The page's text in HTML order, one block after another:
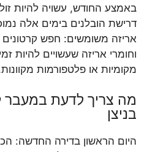
באמצע החודש, עשויה להיות
דרישת הובלנים בימים אלה
אריזה משומשים: חפש קרטונים
וחומרי אריזה שעשויים להיות
מקומיות או פלטפורמות
מה צריך לדעת במעבר
בניצן
היום הראשון בדירה החדשה: